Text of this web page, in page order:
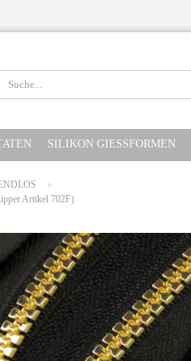
SILIKON GIESSFORMEN
»
Artikel 702F)